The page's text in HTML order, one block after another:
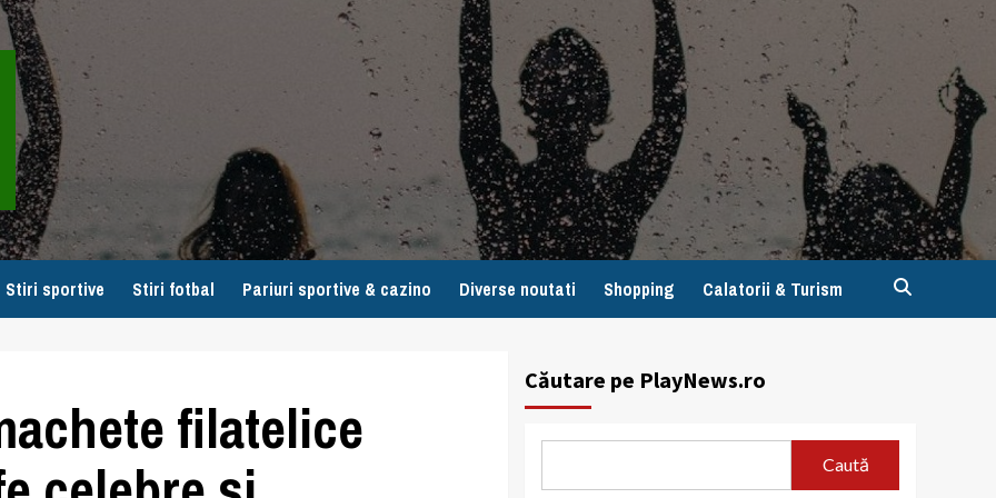
Stiri sportive Stiri fotbal Pariuri sportive & cazino Diverse noutati Shopping Calatorii & Turism
filatelice
Căutare pe PlayNews.ro
Caută